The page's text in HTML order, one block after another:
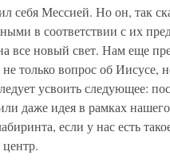
себя Мессией. Но он, так
в соответствии с их
все новый свет. Нам еще
только вопрос об Иисусе,
усвоить следующее:
даже идея в рамках нашего
если у нас есть